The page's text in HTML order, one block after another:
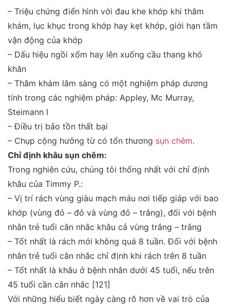
– Triệu chứng điển hình với đau khe khớp khi thăm
khám, lục khục trong khớp hay kẹt khớp, giới hạn tầm
vận động của khớp
– Dấu hiệu ngồi xổm hay lên xuống cầu thang khó
khăn
– Thăm khám lâm sàng có một nghiệm pháp dương
tính trong các nghiệm pháp: Appley, Mc Murray,
Steimann I
– Điều trị bảo tồn thất bại
– Chụp cộng hưởng từ có tổn thương sụn chêm.
Chỉ định khâu sụn chêm:
Trong nghiên cứu, chúng tôi thống nhất với chỉ định
khâu của Timmy P.:
– Vị trí rách vùng giàu mạch máu nơi tiếp giáp với bao
khớp (vùng đỏ – đỏ và vùng đỏ – trắng), đối với bệnh
nhân trẻ tuổi cân nhắc khâu cả vùng trắng – trắng
– Tốt nhất là rách mới không quá 8 tuần. Đối với bệnh
nhân trẻ tuổi cân nhắc chỉ định khi rách trên 8 tuần
– Tốt nhất là khâu ở bệnh nhân dưới 45 tuổi, nếu trên
45 tuổi cần cân nhắc [121]
Với những hiểu biết ngày càng rõ hơn về vai trò của